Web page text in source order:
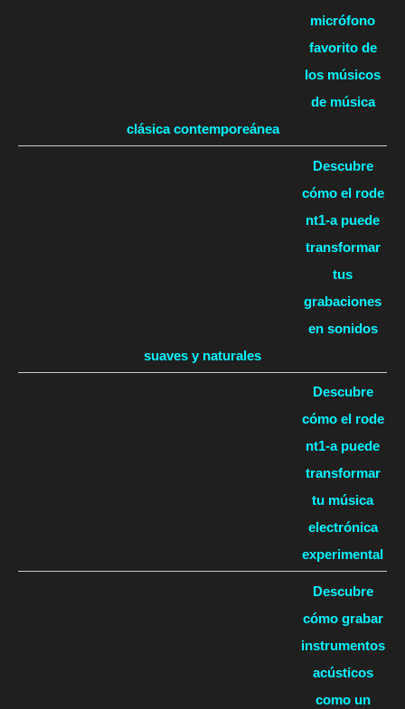
micrófono
favorito de
los músicos
de música
clásica contemporeánea
Descubre
cómo el rode
nt1-a puede
transformar
tus
grabaciones
en sonidos
suaves y naturales
Descubre
cómo el rode
nt1-a puede
transformar
tu música
electrónica
experimental
Descubre
cómo grabar
instrumentos
acústicos
como un